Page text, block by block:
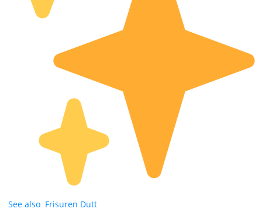
See also Frisuren Dutt